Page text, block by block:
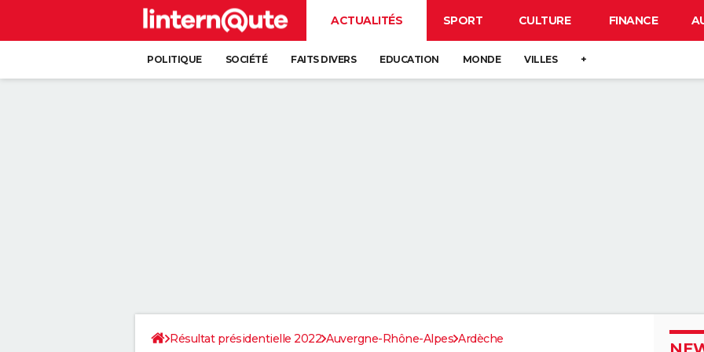
ACTUALITÉS SPORT CULTURE FINANCE
POLITIQUE SOCIÉTÉ FAITS DIVERS EDUCATION MONDE VILLES +
Résultat présidentielle 2022 Auvergne-Rhône-Alpes Ardèche